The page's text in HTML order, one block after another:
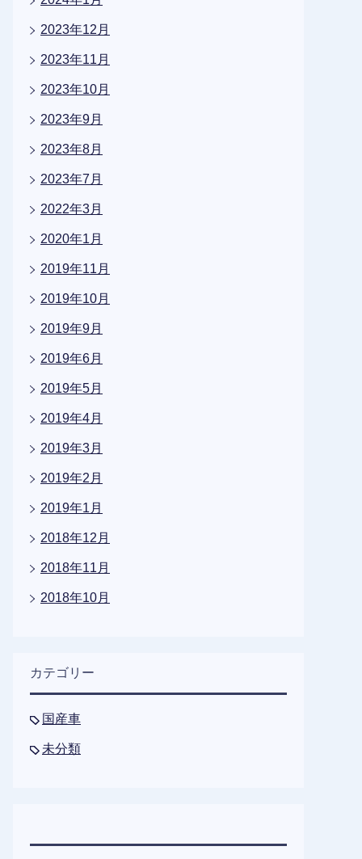
2023年12月
2023年11月
2023年10月
2023年9月
2023年8月
2023年7月
2022年3月
2020年1月
2019年11月
2019年10月
2019年9月
2019年6月
2019年5月
2019年4月
2019年3月
2019年2月
2019年1月
2018年12月
2018年11月
2018年10月
カテゴリー
国産車
未分類